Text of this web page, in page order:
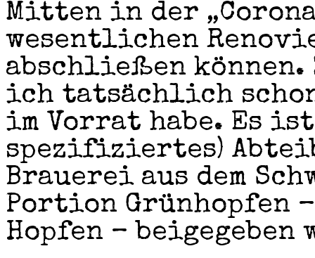
Mitten in der
wesentlichen
abschließen
ich tatsächlich
im Vorrat habe. Es
spezifiziertes)
Brauerei aus dem
Portion Grünhopfen
Hopfen – beigegeben